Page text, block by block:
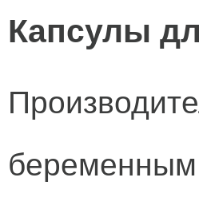
Капсулы